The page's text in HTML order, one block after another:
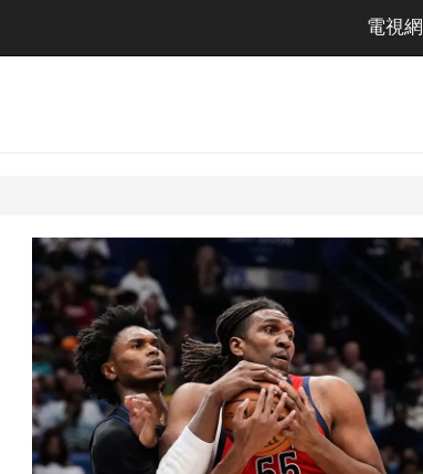
電視網